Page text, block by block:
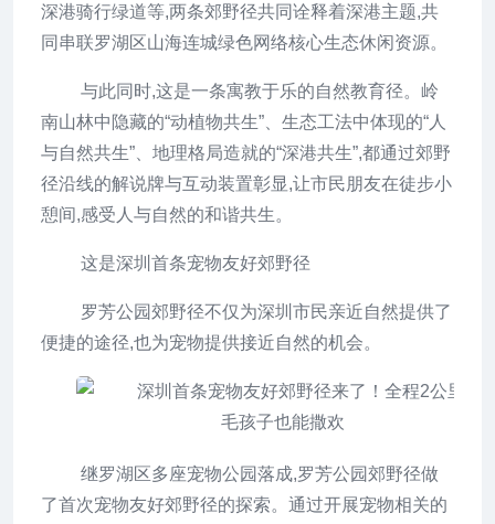
深港骑行绿道等,两条郊野径共同诠释着深港主题,共
同串联罗湖区山海连城绿色网络核心生态休闲资源。
与此同时,这是一条寓教于乐的自然教育径。岭
南山林中隐藏的“动植物共生”、生态工法中体现的“人
与自然共生”、地理格局造就的“深港共生”,都通过郊野
径沿线的解说牌与互动装置彰显,让市民朋友在徒步小
憩间,感受人与自然的和谐共生。
这是深圳首条宠物友好郊野径
罗芳公园郊野径不仅为深圳市民亲近自然提供了
便捷的途径,也为宠物提供接近自然的机会。
继罗湖区多座宠物公园落成,罗芳公园郊野径做
了首次宠物友好郊野径的探索。通过开展宠物相关的